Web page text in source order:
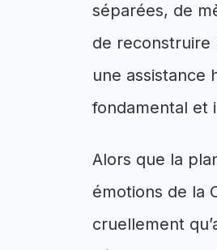
séparées, de
de reconstruire
une assistance
fondamental et
Alors que la
émotions de la
cruellement